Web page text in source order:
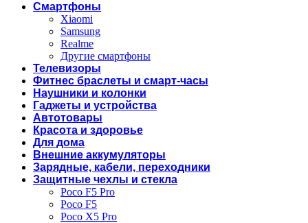
Смартфоны
Xiaomi
Samsung
Realme
Другие смартфоны
Телевизоры
Фитнес браслеты и смарт-часы
Наушники и колонки
Гаджеты и устройства
Автотовары
Красота и здоровье
Для дома
Внешние аккумуляторы
Зарядные, кабели, переходники
Защитные чехлы и стекла
Poco F5 Pro
Poco F5
Poco X5 Pro